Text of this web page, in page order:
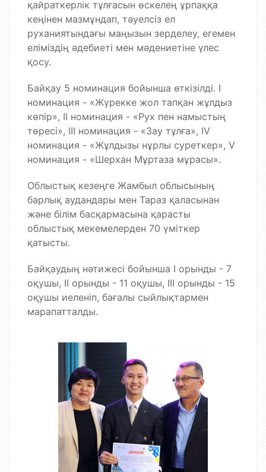
қайраткерлік тұлғасын өскелең ұрпаққа
кеңінен мазмұндап, тәуелсіз ел
руханиятындағы маңызын зерделеу, егемен
еліміздің әдебиеті мен мәдениетіне үлес
қосу.
Байқау 5 номинация бойынша өткізілді. І
номинация - «Жүрекке жол тапқан жұлдыз
көпір», ІІ номинация - «Рух пен намыстың
төресі», ІІІ номинация - «Зау тұлға», ІV
номинация - «Жұлдызы нұрлы суреткер», V
номинация - «Шерхан Мұртаза мұрасы».
Облыстық кезеңге Жамбыл облысының
барлық аудандары мен Тараз қаласынан
және білім басқармасына қарасты
облыстық мекемелерден 70 үміткер
қатысты.
Байқаудың нәтижесі бойынша I орынды - 7
оқушы, II орынды - 11 оқушы, III орынды - 15
оқушы иеленіп, бағалы сыйлықтармен
марапатталды.